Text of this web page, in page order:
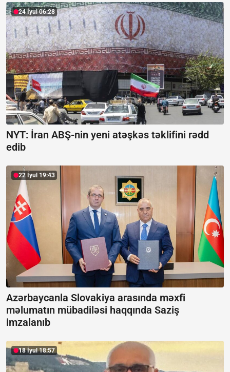
24 İyul 06:28
NYT: İran ABŞ-nin yeni atəşkəs təklifini rədd
edib
22 İyul 19:43
Azərbaycanla Slovakiya arasında məxfi
məlumatın mübadiləsi haqqında Saziş
imzalanıb
18 İyul 18:57